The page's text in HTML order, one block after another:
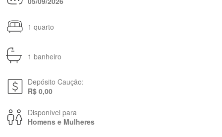
1 quarto
1 banheiro
Depósito Caução:
R$ 0,00
Disponível para
Homens e Mulheres